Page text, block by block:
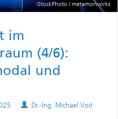
iStockPhoto / metamorworks
im
(4/6):
und
Authors
Dr.-Ing. Michael Voit